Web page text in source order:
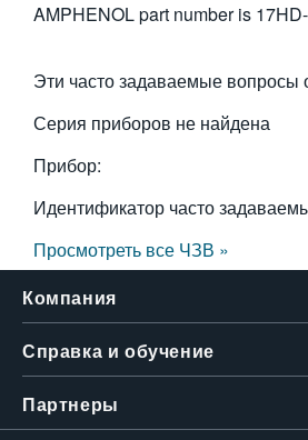
AMPHENOL part number is
Эти часто задаваемые вопросы
Серия приборов не найдена
Прибор:
Идентификатор часто
Просмотреть все ЧЗВ »
Компания
Справка и обучение
Партнеры